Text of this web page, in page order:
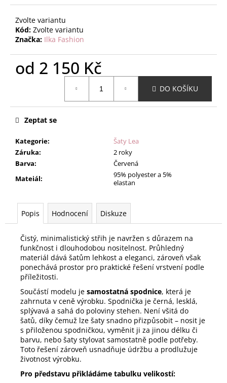
Zvolte variantu
Kód: Zvolte variantu
Značka: Ilka Fashion
od 2 150 Kč
DO KOŠÍKU
Kategorie:
Šaty Lea
Záruka:
2 roky
Barva:
Červená
Mateiál:
95% polyester a 5%
elastan
Zeptat se
Popis Hodnocení Diskuze
Čistý, minimalistický střih je navržen s důrazem na
funkčnost i dlouhodobou nositelnost. Průhledný
materiál dává šatům lehkost a eleganci, zároveň však
ponechává prostor pro praktické řešení vrstvení podle
příležitosti.
Součástí modelu je samostatná spodnice, která je
zahrnuta v ceně výrobku. Spodnička je černá, lesklá,
splývavá a sahá do poloviny stehen. Není všitá do
šatů, díky čemuž lze šaty snadno přizpůsobit – nosit je
s přiloženou spodničkou, vyměnit ji za jinou délku či
barvu, nebo šaty stylovat samostatně podle potřeby.
Toto řešení zároveň usnadňuje údržbu a prodlužuje
životnost výrobku.
Pro představu přikládáme tabulku velikostí: